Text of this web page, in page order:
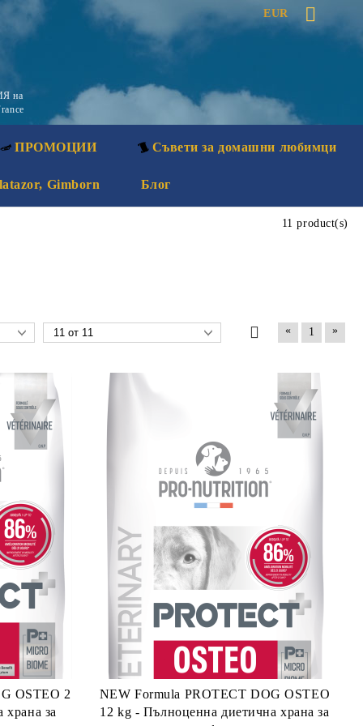
EUR
на
ПРОМОЦИИ Съвети за домашни любимци
Gimborn Блог
11 product(s)
« 1 »
OSTEO 2
за
NEW Formula PROTECT DOG OSTEO
12 kg - Пълноценна диетична храна за